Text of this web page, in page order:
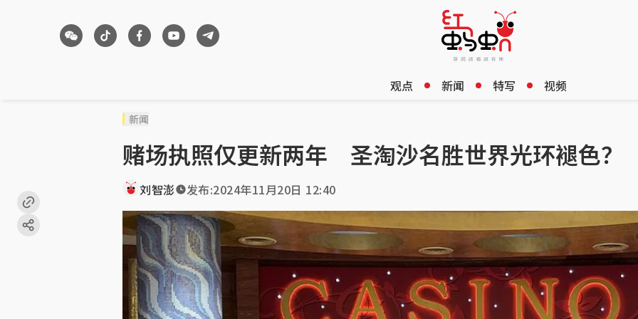
观点 新闻 特写 视频
新闻
赌场执照仅更新两年 圣淘沙名胜世界光环褪色？
刘智澎 发布:2024年11月20日 12:40